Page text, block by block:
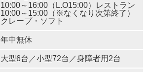
10:00～16:00（L.O15:00）レストラン
10:00～15:00（※なくなり次第終了）
クレープ・ソフト
年中無休
大型6台／小型72台／身障者用2台